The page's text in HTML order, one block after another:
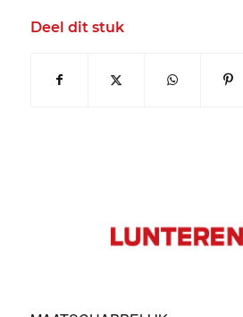
Deel dit stuk